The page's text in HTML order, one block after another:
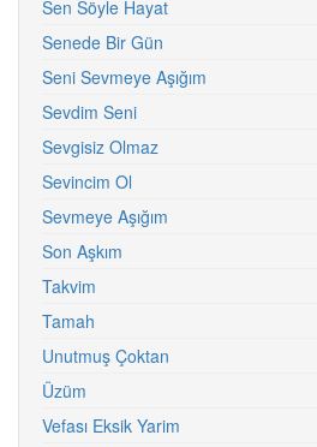
Sen Söyle Hayat
Senede Bir Gün
Seni Sevmeye Aşığım
Sevdim Seni
Sevgisiz Olmaz
Sevincim Ol
Sevmeye Aşığım
Son Aşkım
Takvim
Tamah
Unutmuş Çoktan
Üzüm
Vefası Eksik Yarim